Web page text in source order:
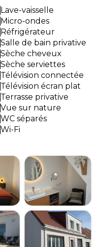
Lave-vaisselle
Micro-ondes
Réfrigérateur
Salle de bain privative
Sèche cheveux
Sèche serviettes
Télévision connectée
Télévision écran plat
Terrasse privative
Vue sur nature
WC séparés
Wi-Fi